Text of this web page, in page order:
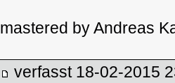
mastered by Andreas
verfasst 18-02-2015